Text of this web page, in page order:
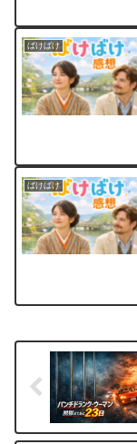
ばけばけ
ばけばけ